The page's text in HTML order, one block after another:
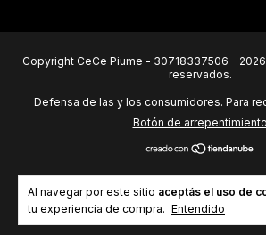
Al navegar por este sitio aceptás el uso de
tu experiencia de compra. Entendido
Copyright CeCe Piume - 30718337506 -
reservados.
Defensa de las y los consumidores. Para
Botón de arrepentimiento